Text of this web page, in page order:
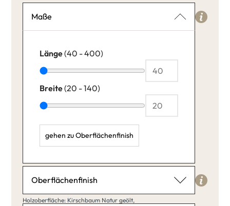
Maße
Länge(40 - 400)
Breite(20 - 140)
gehen zu Oberflächenfinish
Oberflächenfinish
Holzoberfläche
Holzoberfläche: Kirschbaum Natur geölt,